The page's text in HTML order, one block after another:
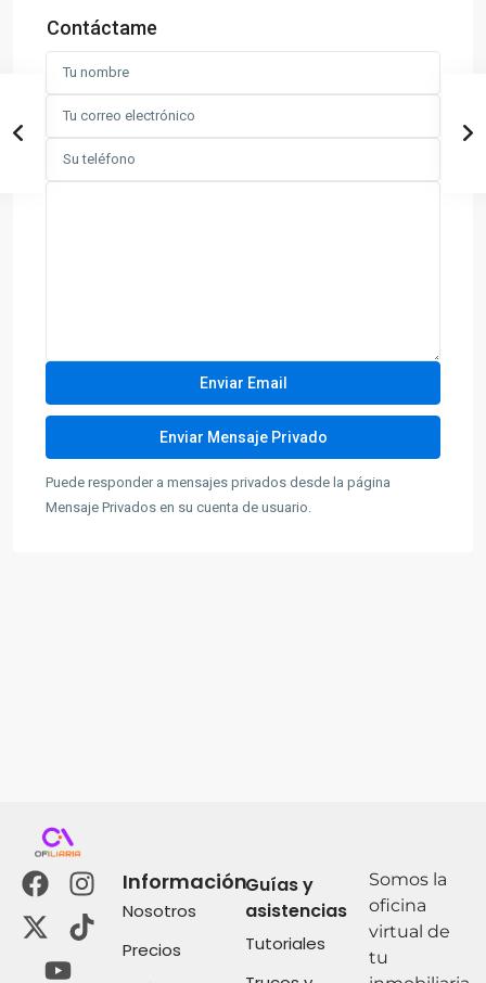
Contáctame
Puede responder a mensajes privados desde la página
Mensaje Privados en su cuenta de usuario.
Información
Nosotros
Precios
Guías y
asistencias
Tutoriales
Somos la
oficina
virtual de
tu